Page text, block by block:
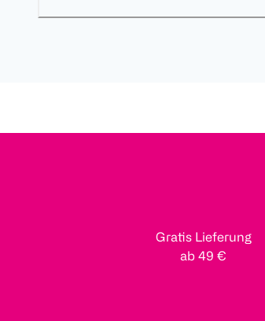
Gratis Lieferung
ab 49 €